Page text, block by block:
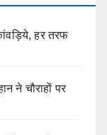
हर तरफ
ने चौराहों पर